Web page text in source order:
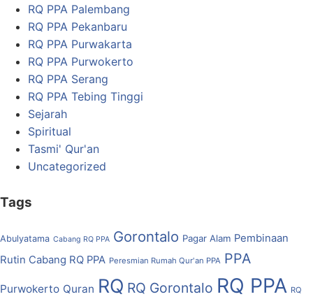
RQ PPA Palembang
RQ PPA Pekanbaru
RQ PPA Purwakarta
RQ PPA Purwokerto
RQ PPA Serang
RQ PPA Tebing Tinggi
Sejarah
Spiritual
Tasmi' Qur'an
Uncategorized
Tags
Abulyatama Cabang RQ PPA Gorontalo Pagar Alam Pembinaan
Rutin Cabang RQ PPA Peresmian Rumah Qur'an PPA PPA
Purwokerto Quran RQ RQ Gorontalo RQ PPA RQ